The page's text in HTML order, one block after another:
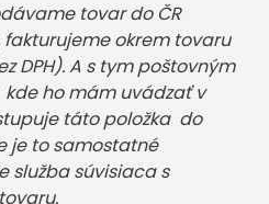
tovar do ČR
okrem tovaru
DPH). A s tym poštovným
ho mám uvádzať v
táto položka do
je to samostatné
služba súvisiaca s